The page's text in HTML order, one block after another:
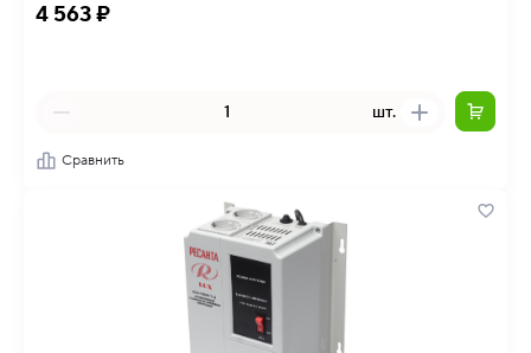
4 563 ₽
шт.
Сравнить